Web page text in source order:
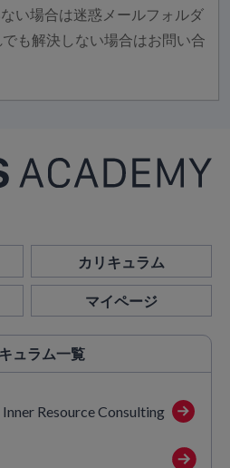
い場合は迷惑メールフォルダ
も解決しない場合はお問い合
カリキュラム
マイページ
ュラム一覧
Resource Consulting